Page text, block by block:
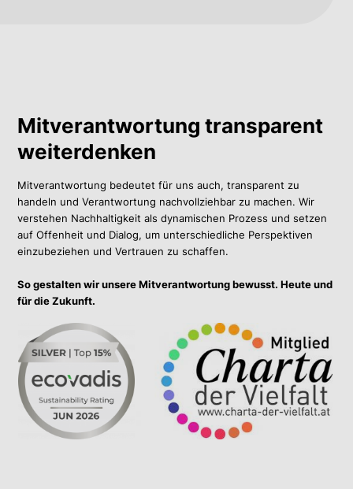
Mitverantwortung transparent
weiterdenken
Mitverantwortung bedeutet für uns auch, transparent zu
handeln und Verantwortung nachvollziehbar zu machen. Wir
verstehen Nachhaltigkeit als dynamischen Prozess und setzen
auf Offenheit und Dialog, um unterschiedliche Perspektiven
einzubeziehen und Vertrauen zu schaffen.
So gestalten wir unsere Mitverantwortung bewusst. Heute und
für die Zukunft.